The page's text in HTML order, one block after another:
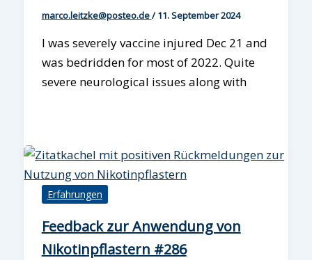
marco.leitzke@posteo.de/11. September 2024
I was severely vaccine injured Dec 21 and
was bedridden for most of 2022. Quite
severe neurological issues along with
Erfahrungen
Feedback zur Anwendung von
Nikotinpflastern #286